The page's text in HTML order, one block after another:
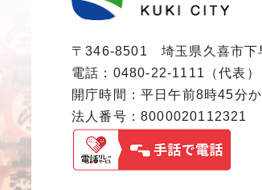
〒346-8501 埼玉県久喜市下
電話：0480-22-1111（代表）
開庁時間：平日午前8時45分
法人番号：8000020112321